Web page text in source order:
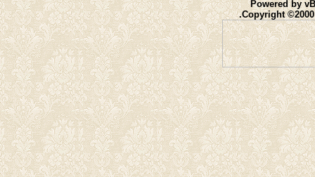
Powered by
Copyright